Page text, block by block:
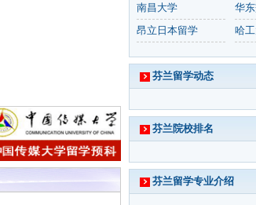
南昌大学
华
昂立日本留学
哈工
芬兰留学动态
芬兰院校排名
芬兰留学专业介绍